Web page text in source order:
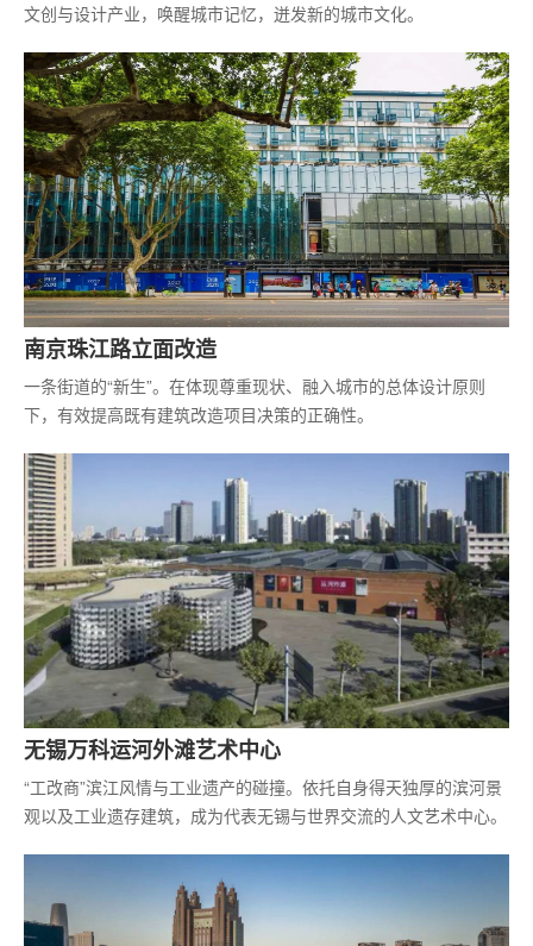
文创与设计产业，唤醒城市记忆，迸发新的城市文化。
南京珠江路立面改造
一条街道的“新生”。在体现尊重现状、融入城市的总体设计原则
下，有效提高既有建筑改造项目决策的正确性。
无锡万科运河外滩艺术中心
“工改商”滨江风情与工业遗产的碰撞。依托自身得天独厚的滨河景
观以及工业遗存建筑，成为代表无锡与世界交流的人文艺术中心。